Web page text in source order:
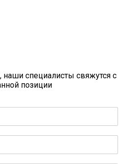
наши специалисты свяжутся с
позиции